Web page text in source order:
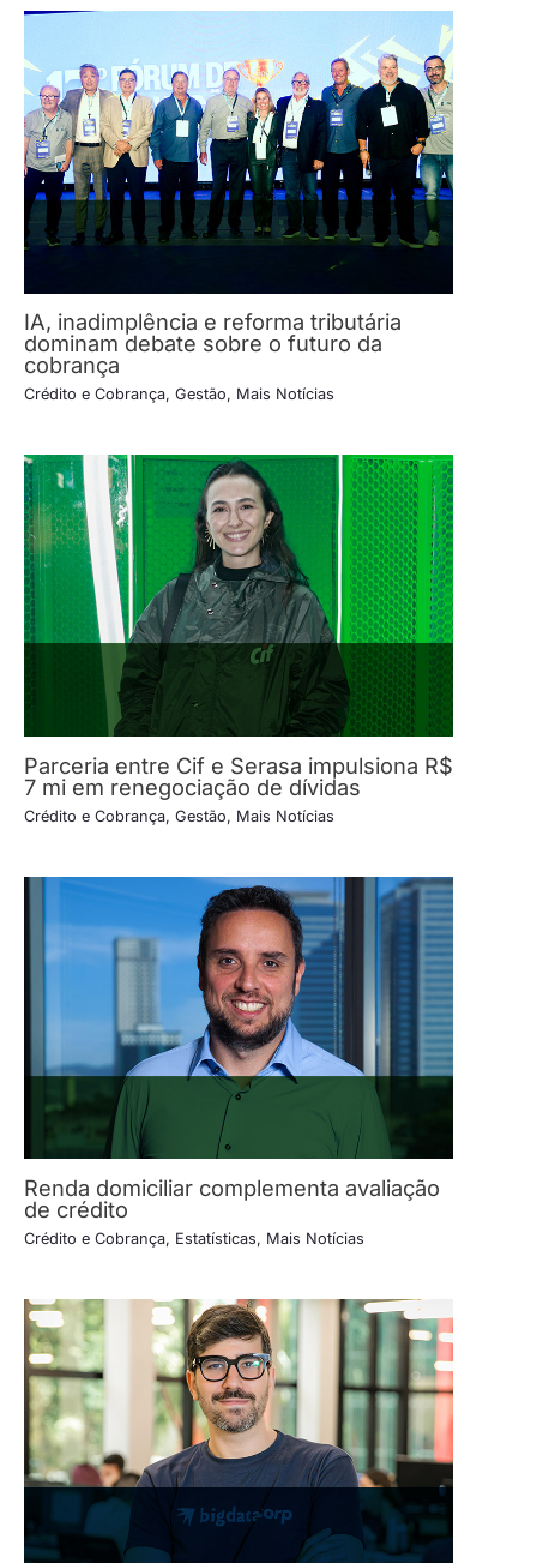
IA, inadimplência e reforma tributária
dominam debate sobre o futuro da
cobrança
Crédito e Cobrança, Gestão, Mais Notícias
Parceria entre Cif e Serasa impulsiona R$
7 mi em renegociação de dívidas
Crédito e Cobrança, Gestão, Mais Notícias
Renda domiciliar complementa avaliação
de crédito
Crédito e Cobrança, Estatísticas, Mais Notícias